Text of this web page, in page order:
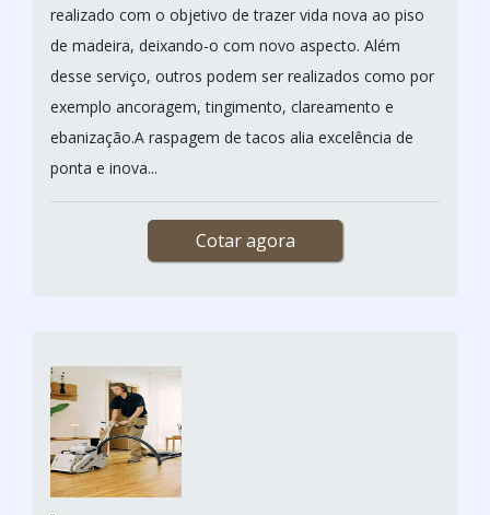
realizado com o objetivo de trazer vida nova ao piso
de madeira, deixando-o com novo aspecto. Além
desse serviço, outros podem ser realizados como por
exemplo ancoragem, tingimento, clareamento e
ebanização.A raspagem de tacos alia excelência de
ponta e inova...
Cotar agora